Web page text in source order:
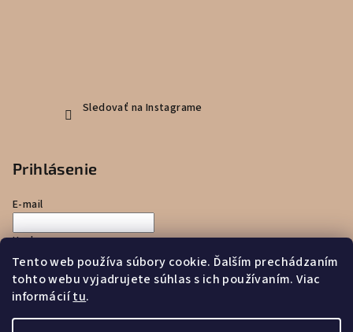
Tento web používa súbory cookie. Ďalším prechádzaním
tohto webu vyjadrujete súhlas s ich používaním. Viac
informáciítu.
Sledovať na Instagrame
Prihlásenie
E-mail
Heslo
Prihlásiť sa
Nová registráciaZabudnuté heslo